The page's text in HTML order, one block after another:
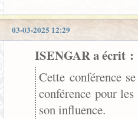
03-03-2025 12:29
ISENGAR a écrit :
Cette conférence
conférence pour
son influence.